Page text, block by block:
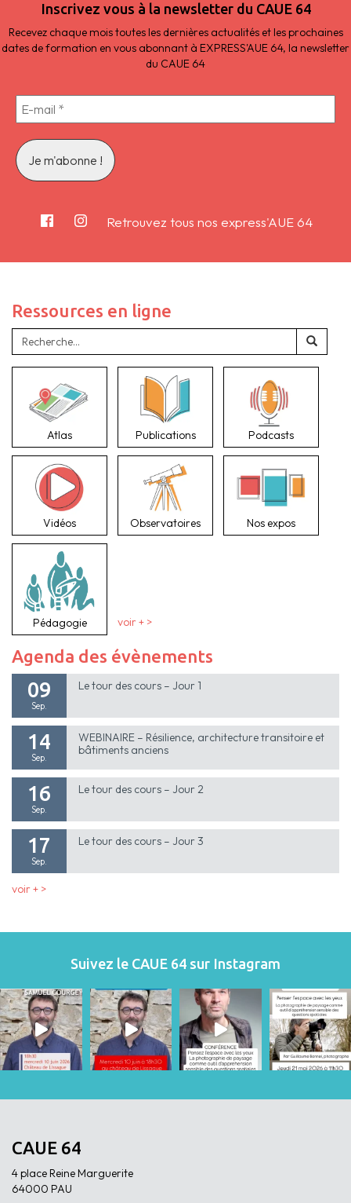
Inscrivez vous à la newsletter du CAUE 64
Recevez chaque mois toutes les dernières actualités et les prochaines
dates de formation en vous abonnant à EXPRESS'AUE 64, la newsletter
du CAUE 64
Retrouvez tous nos express'AUE 64
Ressources en ligne
Atlas Publications Podcasts
Vidéos Observatoires Nos expos
Pédagogie voir + >
Agenda des évènements
09
Sep.
Le tour des cours – Jour 1
14
Sep.
WEBINAIRE – Résilience, architecture transitoire et
bâtiments anciens
16
Sep.
Le tour des cours – Jour 2
17
Sep.
Le tour des cours – Jour 3
voir + >
Suivez le CAUE 64 sur Instagram
CAUE 64
4 place Reine Marguerite
64000 PAU